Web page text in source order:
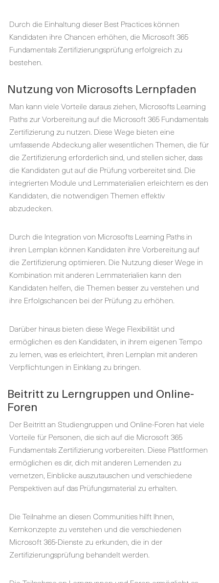
Durch die Einhaltung dieser Best Practices können
Kandidaten ihre Chancen erhöhen, die Microsoft 365
Fundamentals Zertifizierungsprüfung erfolgreich zu
bestehen.
Nutzung von Microsofts Lernpfaden
Man kann viele Vorteile daraus ziehen, Microsofts Learning
Paths zur Vorbereitung auf die Microsoft 365 Fundamentals
Zertifizierung zu nutzen. Diese Wege bieten eine
umfassende Abdeckung aller wesentlichen Themen, die für
die Zertifizierung erforderlich sind, und stellen sicher, dass
die Kandidaten gut auf die Prüfung vorbereitet sind. Die
integrierten Module und Lernmaterialien erleichtern es den
Kandidaten, die notwendigen Themen effektiv
abzudecken.
Durch die Integration von Microsofts Learning Paths in
ihren Lernplan können Kandidaten ihre Vorbereitung auf
die Zertifizierung optimieren. Die Nutzung dieser Wege in
Kombination mit anderen Lernmaterialien kann den
Kandidaten helfen, die Themen besser zu verstehen und
ihre Erfolgschancen bei der Prüfung zu erhöhen.
Darüber hinaus bieten diese Wege Flexibilität und
ermöglichen es den Kandidaten, in ihrem eigenen Tempo
zu lernen, was es erleichtert, ihren Lernplan mit anderen
Verpflichtungen in Einklang zu bringen.
Beitritt zu Lerngruppen und Online-
Foren
Der Beitritt an Studiengruppen und Online-Foren hat viele
Vorteile für Personen, die sich auf die Microsoft 365
Fundamentals Zertifizierung vorbereiten. Diese Plattformen
ermöglichen es dir, dich mit anderen Lernenden zu
vernetzen, Einblicke auszutauschen und verschiedene
Perspektiven auf das Prüfungsmaterial zu erhalten.
Die Teilnahme an diesen Communities hilft Ihnen,
Kernkonzepte zu verstehen und die verschiedenen
Microsoft 365-Dienste zu erkunden, die in der
Zertifizierungsprüfung behandelt werden.